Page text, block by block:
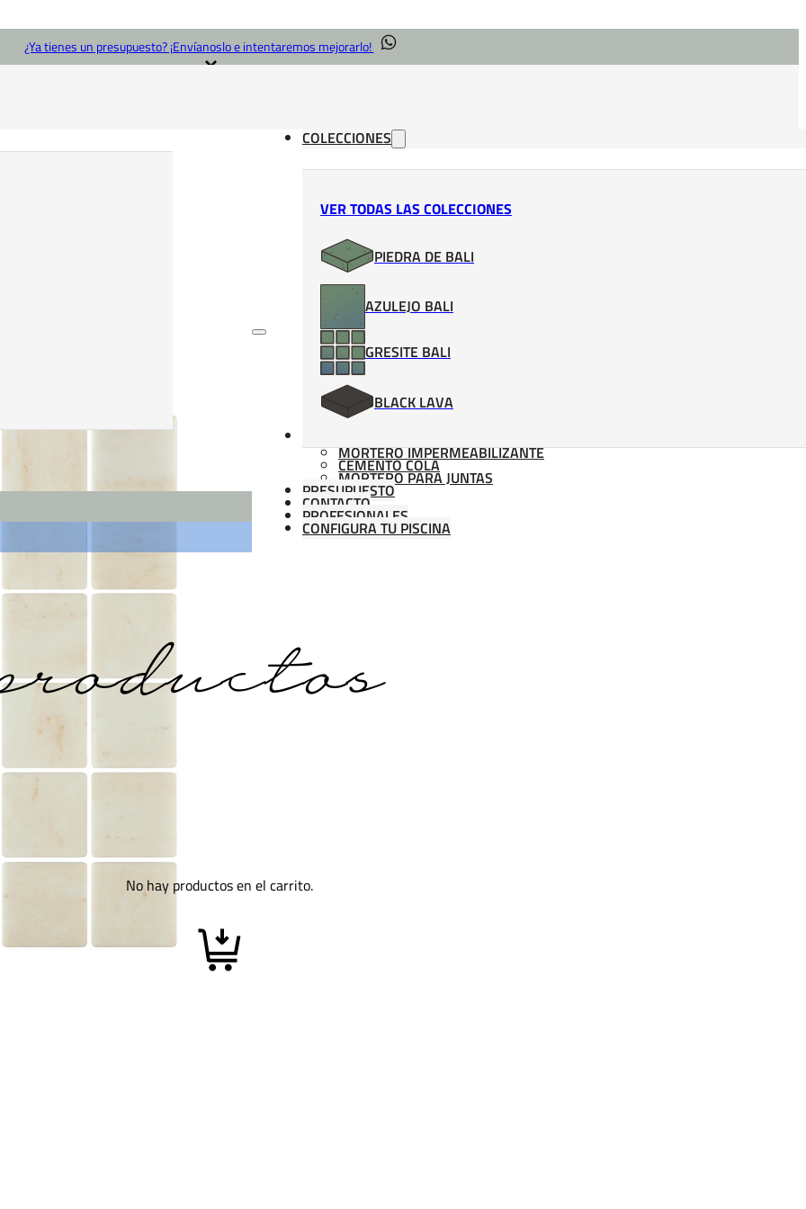
¿Ya tienes un presupuesto? ¡Envíanoslo e intentaremos mejorarlo!
COLECCIONES
VER TODAS LAS COLECCIONES
PIEDRA DE BALI
AZULEJO BALI
GRESITE BALI
BLACK LAVA
MORTERO IMPERMEABILIZANTE
CEMENTO COLA
MORTERO PARA JUNTAS
PRESUPUESTO
CONTACTO
PROFESIONALES
CONFIGURA TU PISCINA
No hay productos en el carrito.